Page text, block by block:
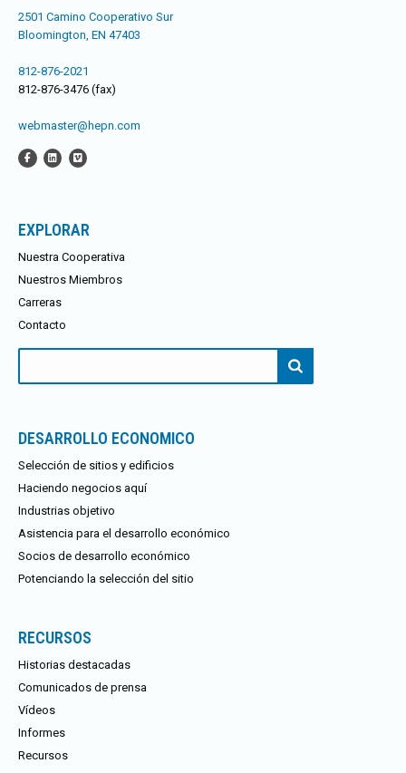
2501 Camino Cooperativo Sur
Bloomington, EN 47403
812-876-2021
812-876-3476 (fax)
webmaster@hepn.com
EXPLORAR
Nuestra Cooperativa
Nuestros Miembros
Carreras
Contacto
DESARROLLO ECONOMICO
Selección de sitios y edificios
Haciendo negocios aquí
Industrias objetivo
Asistencia para el desarrollo económico
Socios de desarrollo económico
Potenciando la selección del sitio
RECURSOS
Historias destacadas
Comunicados de prensa
Vídeos
Informes
Recursos